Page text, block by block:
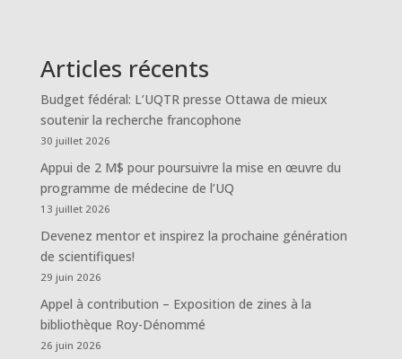
Articles récents
Budget fédéral: L’UQTR presse Ottawa de mieux
soutenir la recherche francophone
30 juillet 2026
Appui de 2 M$ pour poursuivre la mise en œuvre du
programme de médecine de l’UQ
13 juillet 2026
Devenez mentor et inspirez la prochaine génération
de scientifiques!
29 juin 2026
Appel à contribution – Exposition de zines à la
bibliothèque Roy-Dénommé
26 juin 2026